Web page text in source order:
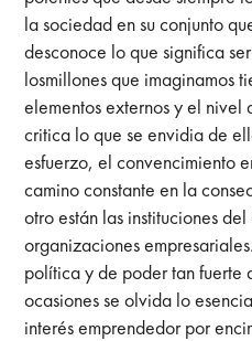
la sociedad en su conjunto
desconoce lo que significa
losmillones que imaginamos
elementos externos y el nivel
critica lo que se envidia de
esfuerzo, el convencimiento
camino constante en la
otro están las instituciones
organizaciones
política y de poder tan fuerte
ocasiones se olvida lo
interés emprendedor por